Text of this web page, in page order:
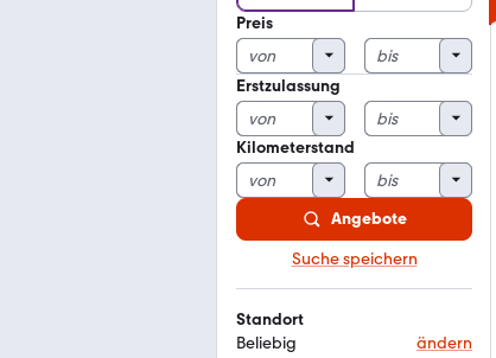
Preis
Erstzulassung
Kilometerstand
Angebote
Suche speichern
Standort
Beliebig
ändern